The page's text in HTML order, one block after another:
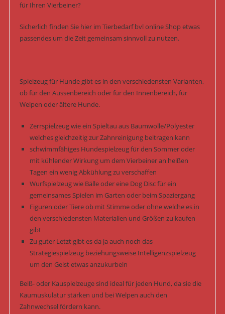
für Ihren Vierbeiner?
Sicherlich finden Sie hier im Tierbedarf bvl online Shop etwas
passendes um die Zeit gemeinsam sinnvoll zu nutzen.
Spielzeug für Hunde gibt es in den verschiedensten Varianten,
ob für den Aussenbereich oder für den Innenbereich, für
Welpen oder ältere Hunde.
Zerrspielzeug wie ein Spieltau aus Baumwolle/Polyester
welches gleichzeitig zur Zahnreinigung beitragen kann
schwimmfähiges Hundespielzeug für den Sommer oder
mit kühlender Wirkung um dem Vierbeiner an heißen
Tagen ein wenig Abkühlung zu verschaffen
Wurfspielzeug wie Bälle oder eine Dog Disc für ein
gemeinsames Spielen im Garten oder beim Spaziergang
Figuren oder Tiere ob mit Stimme oder ohne welche es in
den verschiedensten Materialien und Größen zu kaufen
gibt
Zu guter Letzt gibt es da ja auch noch das
Strategiespielzeug beziehungsweise Intelligenzspielzeug
um den Geist etwas anzukurbeln
Beiß- oder Kauspielzeuge sind ideal für jeden Hund, da sie die
Kaumuskulatur stärken und bei Welpen auch den
Zahnwechsel fördern kann.